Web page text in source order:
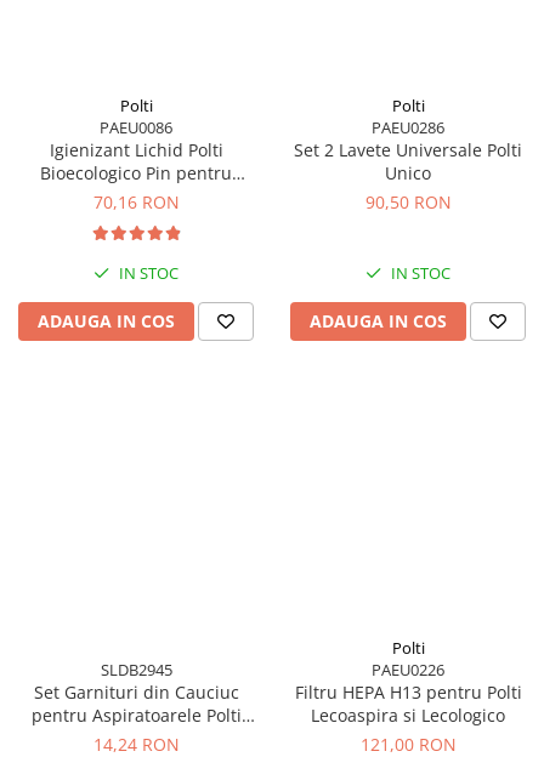
Polti
PAEU0086
Igienizant Lichid Polti
Bioecologico Pin pentru
Aspiratoarele cu Filtrare prin
70,16 RON
IN STOC
ADAUGA IN COS
Polti
PAEU0286
Set 2 Lavete Universale Polti
Unico
90,50 RON
IN STOC
ADAUGA IN COS
SLDB2945
Set Garnituri din Cauciuc
pentru Aspiratoarele Polti
Unico
14,24 RON
Polti
PAEU0226
Filtru HEPA H13 pentru Polti
Lecoaspira si Lecologico
121,00 RON